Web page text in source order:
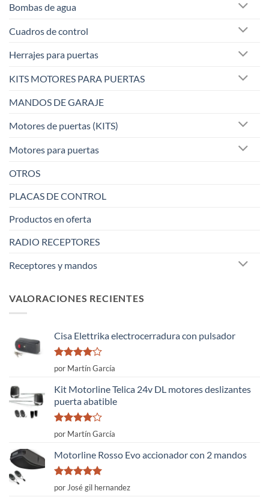
Bombas de agua
Cuadros de control
Herrajes para puertas
KITS MOTORES PARA PUERTAS
MANDOS DE GARAJE
Motores de puertas (KITS)
Motores para puertas
OTROS
PLACAS DE CONTROL
Productos en oferta
RADIO RECEPTORES
Receptores y mandos
VALORACIONES RECIENTES
Cisa Elettrika electrocerradura con pulsador
Valorado
con
5
por Martín García
Kit Motorline Telica 24v DL motores deslizantes
puerta abatible
Valorado
con
5
por Martín García
Motorline Rosso Evo accionador con 2 mandos
Valorado
con
de 5
por José gil hernandez